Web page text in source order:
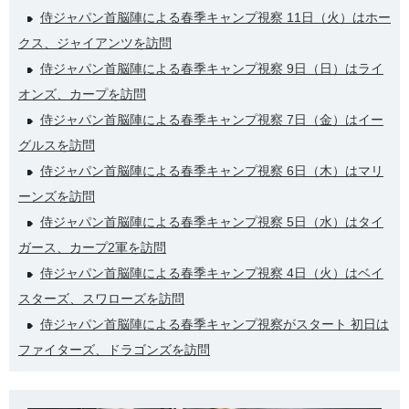
侍ジャパン首脳陣による春季キャンプ視察 11日（火）はホー
クス、ジャイアンツを訪問
侍ジャパン首脳陣による春季キャンプ視察 9日（日）はライ
オンズ、カープを訪問
侍ジャパン首脳陣による春季キャンプ視察 7日（金）はイー
グルスを訪問
侍ジャパン首脳陣による春季キャンプ視察 6日（木）はマリ
ーンズを訪問
侍ジャパン首脳陣による春季キャンプ視察 5日（水）はタイ
ガース、カープ2軍を訪問
侍ジャパン首脳陣による春季キャンプ視察 4日（火）はベイ
スターズ、スワローズを訪問
侍ジャパン首脳陣による春季キャンプ視察がスタート 初日は
ファイターズ、ドラゴンズを訪問